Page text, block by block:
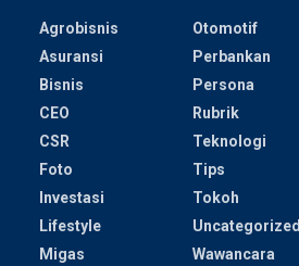
Agrobisnis
Asuransi
Bisnis
CEO
CSR
Foto
Investasi
Lifestyle
Migas
Otomotif
Perbankan
Persona
Rubrik
Teknologi
Tips
Tokoh
Uncategorized
Wawancara